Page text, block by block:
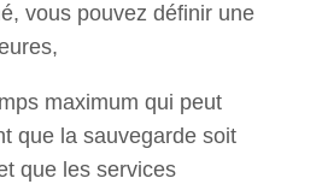
vous pouvez définir une
maximum qui peut
que la sauvegarde soit
que les services